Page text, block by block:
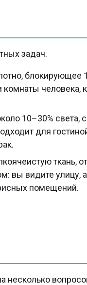
задач.
блокирующее
человека,
10–30% света,
для
ткань,
вы видите улицу,
помещений.
несколько